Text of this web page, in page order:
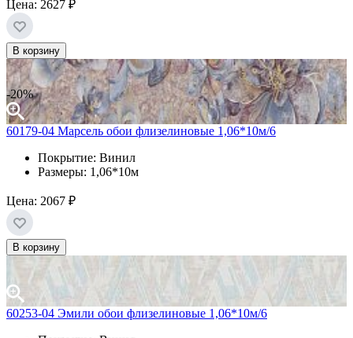
Цена: 2627 ₽
В корзину
-20%
60179-04 Марсель обои флизелиновые 1,06*10м/6
Покрытие: Винил
Размеры: 1,06*10м
Цена: 2067 ₽
В корзину
60253-04 Эмили обои флизелиновые 1,06*10м/6